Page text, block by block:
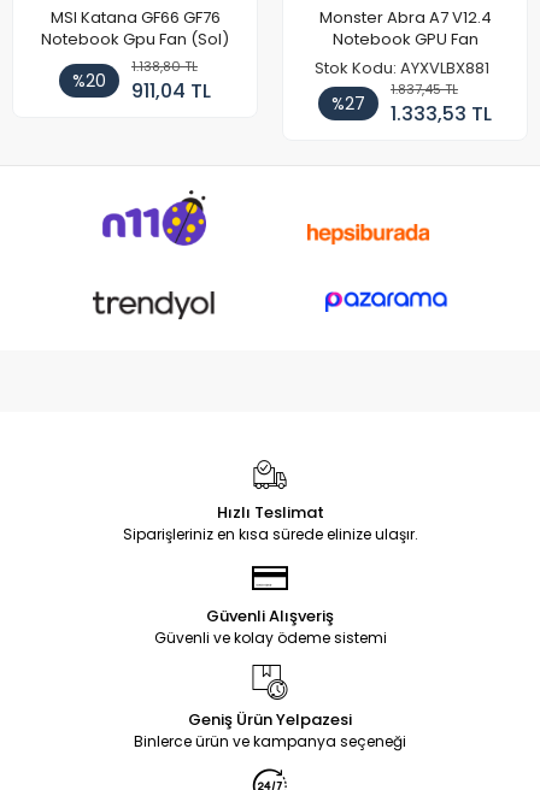
MSI Katana GF66 GF76
Notebook Gpu Fan (Sol)
%20
1.138,80 TL
911,04 TL
Monster Abra A7 V12.4
Notebook GPU Fan
Stok Kodu: AYXVLBX881
%27
1.837,45 TL
1.333,53 TL
Hızlı Teslimat
Siparişleriniz en kısa sürede elinize ulaşır.
Güvenli Alışveriş
Güvenli ve kolay ödeme sistemi
Geniş Ürün Yelpazesi
Binlerce ürün ve kampanya seçeneği